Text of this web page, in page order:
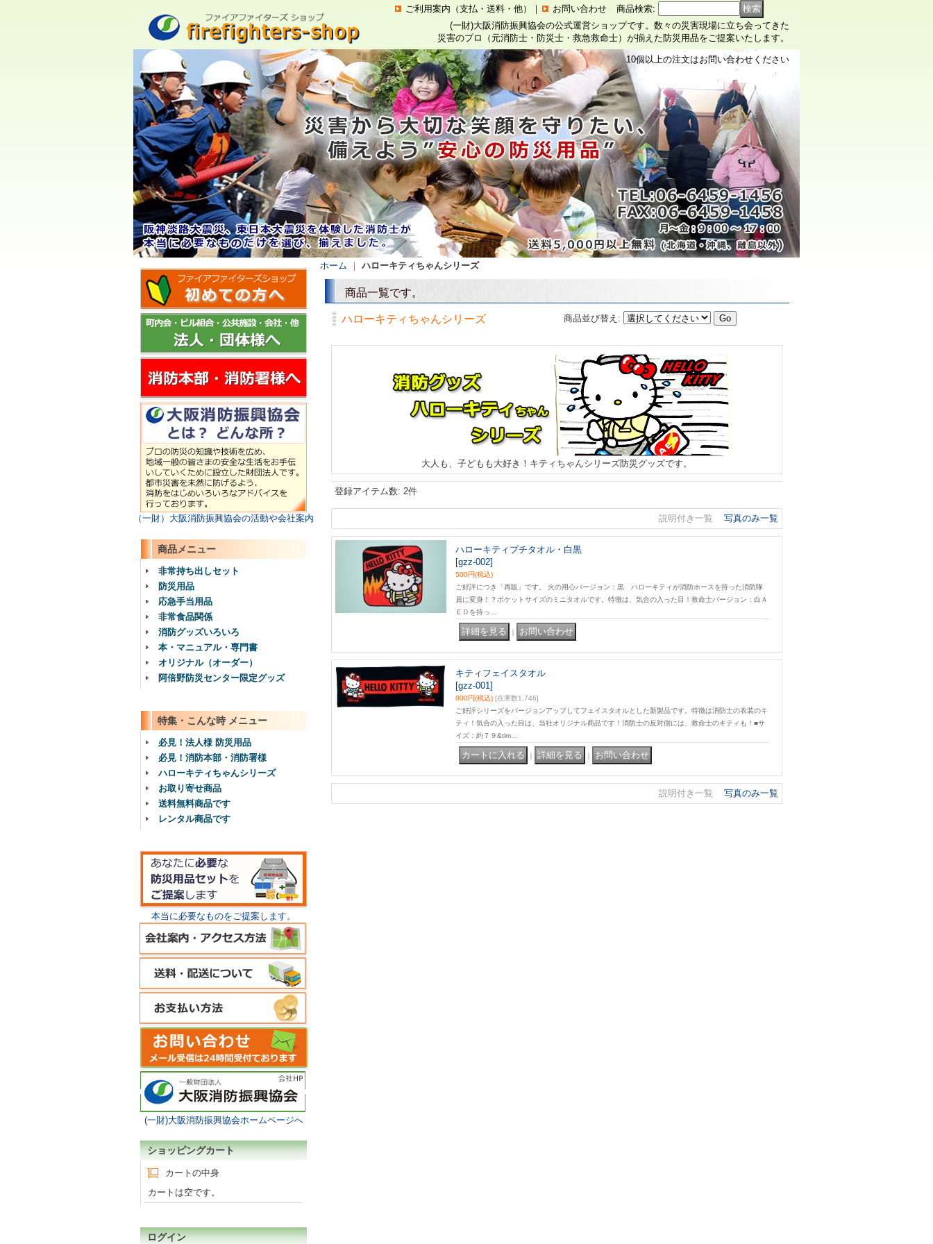
(一財)大阪消防振興協会の公式運営ショップです。数々の災害現場に立ち会ってきた
災害のプロ（元消防士・防災士・救急救命士）が揃えた防災用品をご提案いたします。
10個以上の注文はお問い合わせください
ご利用案内（支払・送料・他） ｜ お問い合わせ 商品検索:
（一財）大阪消防振興協会の活動や会社案内
商品メニュー
非常持ち出しセット
防災用品
応急手当用品
非常食品関係
消防グッズいろいろ
本・マニュアル・専門書
オリジナル（オーダー）
阿倍野防災センター限定グッズ
特集・こんな時 メニュー
必見！法人様 防災用品
必見！消防本部・消防署様
ハローキティちゃんシリーズ
お取り寄せ商品
送料無料商品です
レンタル商品です
本当に必要なものをご提案します。
(一財)大阪消防振興協会ホームページへ
ショッピングカート
カートの中身
カートは空です。
ログイン
ホーム ｜ ハローキティちゃんシリーズ
商品一覧です。
ハローキティちゃんシリーズ 商品並び替え :
大人も、子どもも大好き！キティちゃんシリーズ防災グッズです。
登録アイテム数: 2件
説明付き一覧 写真のみ一覧
ハローキティプチタオル・白黒
[gzz-002]
500円(税込)
ご好評につき「再販」です。 火の用心バージョン：黒 ハローキティが消防ホースを持った消防隊
員に変身！？ポケットサイズのミニタオルです。特徴は、気合の入った目！救命士バージョン：白Ａ
ＥＤを持っ…
｜
キティフェイスタオル
[gzz-001]
800円(税込) [在庫数1,746]
ご好評シリーズをバージョンアップしてフェイスタオルとした新製品です。特徴は消防士の衣装のキ
ティ！気合の入った目は、当社オリジナル商品です！消防士の反対側には、救命士のキティも！■サ
イズ：約７９&tim…
｜ ｜
説明付き一覧 写真のみ一覧